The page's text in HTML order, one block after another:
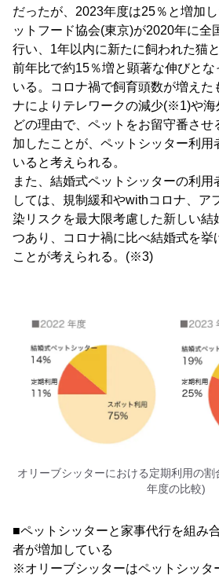
だったが、2023年度は25％と増加
ットフード協会(東京)が2020年に全
行い、1年以内に新たに飼われた猫
前年比で約15％増と顕著な伸びとな
いる。コロナ禍で飼育頭数が増えた
ナによりテレワークの減少(※1)や
どの理由で、ペットをお留守番させ
加したことが、ペットシッター利用
いると考えられる。
また、結婚式ペットシッターの利用
しては、規制緩和やwithコロナ、ア
染リスクを最大限考慮した新しい結
つあり、コロナ禍に比べ結婚式を挙
ことが考えられる。(※3)
オリーブシッターにおける定期利用の
年度の比較)
■ペットシッターと家事代行を組み
者が増加している
※オリーブシッターはペットシッタ